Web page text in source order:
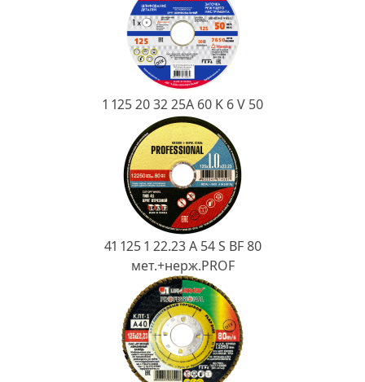
1 125 20 32 25А 60 K 6 V 50
41 125 1 22.23 A 54 S BF 80
мет.+нерж.PROF